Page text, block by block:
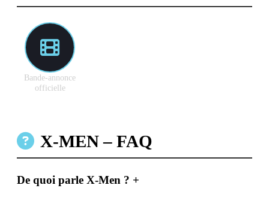
Bande-annonce
officielle
X-MEN – FAQ
De quoi parle X-Men ? +